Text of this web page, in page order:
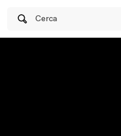
Cerca